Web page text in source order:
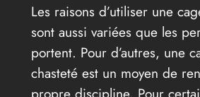
Les raisons d’utiliser une
sont aussi variées que les
portent. Pour d’autres, une
chasteté est un moyen de